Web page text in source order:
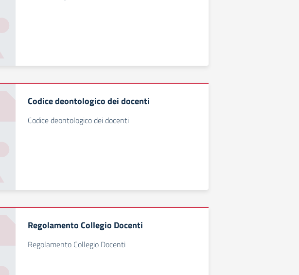
Codice deontologico dei docenti
Codice deontologico dei docenti
Regolamento Collegio Docenti
Regolamento Collegio Docenti